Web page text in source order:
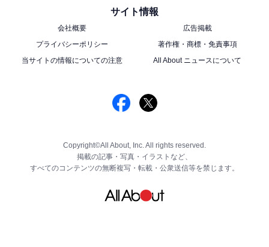
サイト情報
会社概要
広告掲載
プライバシーポリシー
著作権・商標・免責事項
当サイトの情報についての注意
All About ニュースについて
Copyright©All About, Inc. All rights reserved.
掲載の記事・写真・イラストなど、
すべてのコンテンツの無断複写・転載・公衆送信等を禁じます。